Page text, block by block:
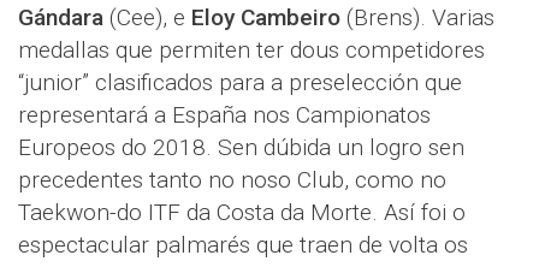
Gándara (Cee), e Eloy Cambeiro (Brens). Varias
medallas que permiten ter dous competidores
“junior” clasificados para a preselección que
representará a España nos Campionatos
Europeos do 2018. Sen dúbida un logro sen
precedentes tanto no noso Club, como no
Taekwon-do ITF da Costa da Morte. Así foi o
espectacular palmarés que traen de volta os